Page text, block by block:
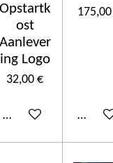
Opstartk
ost
Aanlever
ing Logo
32,00 €
Ajouter au panier